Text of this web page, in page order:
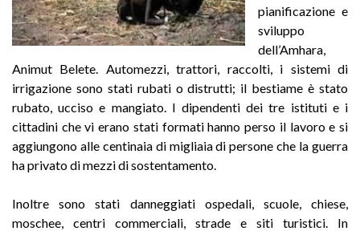
pianificazione e
sviluppo
dell’Amhara,
Animut Belete. Automezzi, trattori, raccolti, i sistemi di
irrigazione sono stati rubati o distrutti; il bestiame è stato
rubato, ucciso e mangiato. I dipendenti dei tre istituti e i
cittadini che vi erano stati formati hanno perso il lavoro e si
aggiungono alle centinaia di migliaia di persone che la guerra
ha privato di mezzi di sostentamento.
Inoltre sono stati danneggiati ospedali, scuole, chiese,
moschee, centri commerciali, strade e siti turistici. In